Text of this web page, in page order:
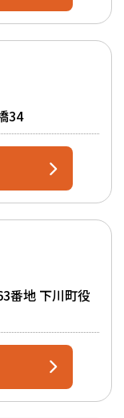
34
番地 下川町役